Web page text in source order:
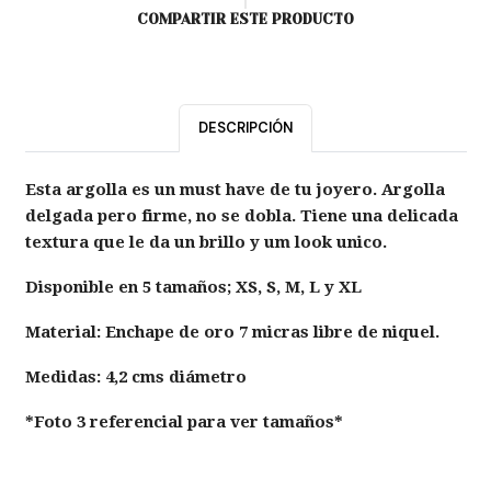
COMPARTIR ESTE PRODUCTO
DESCRIPCIÓN
Esta argolla es un must have de tu joyero. Argolla
delgada pero firme, no se dobla. Tiene una delicada
textura que le da un brillo y um look unico.
Disponible en 5 tamaños; XS, S, M, L y XL
Material: Enchape de oro 7 micras libre de niquel.
Medidas: 4,2 cms diámetro
*Foto 3 referencial para ver tamaños*